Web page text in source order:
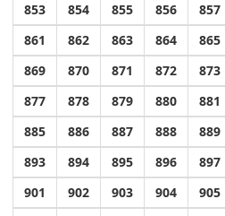
853
854 855 856 857
861
862 863 864 865
869
870 871 872 873
877
878 879 880 881
885
886 887 888 889
893
894 895 896 897
901
902 903 904 905